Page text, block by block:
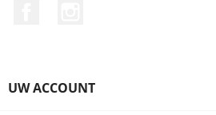
UW ACCOUNT